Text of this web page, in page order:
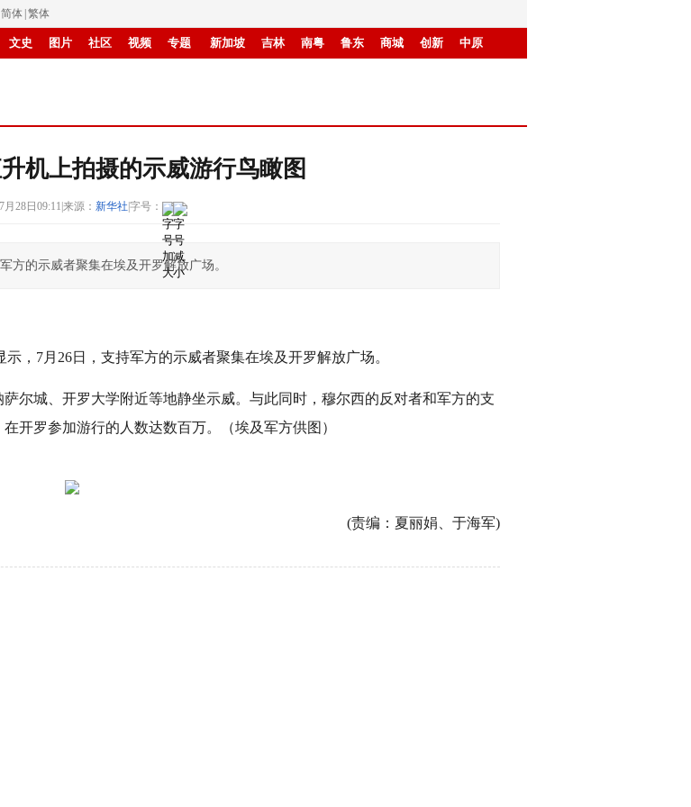
简体 繁体
文史 图片 社区 视频 专题 新加坡 吉林 南粤 鲁东 商城 创新 中原
机上拍摄的示威游行鸟瞰图
月28日09:11 来源： 新华社 字号：
方的示威者聚集在埃及开罗解放广场。
7月26日，支持军方的示威者聚集在埃及开罗解放广场。
城、开罗大学附近等地静坐示威。与此同时，穆尔西的反对者和军方的支
开罗参加游行的人数达数百万。（埃及军方供图）
(责编：夏丽娟、于海军)